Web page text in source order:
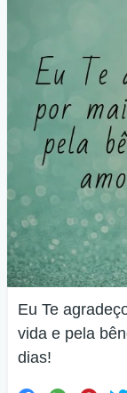
Eu Te
vida e pela
dias!